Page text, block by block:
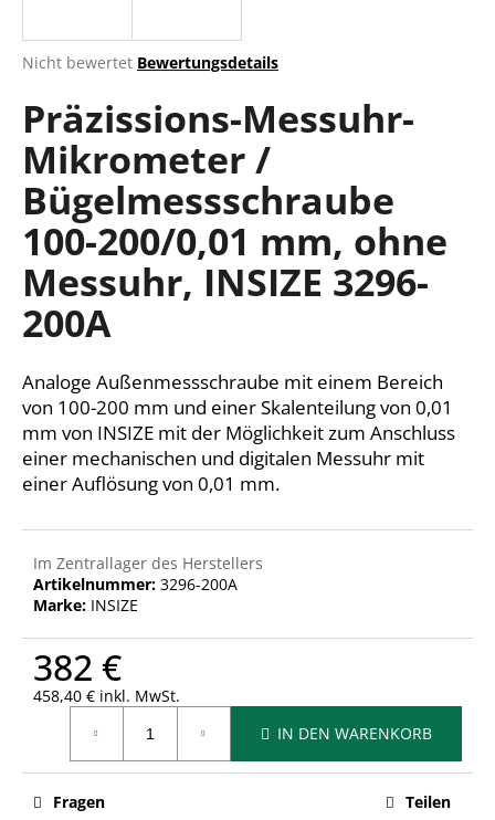
Die
Produktbewertung
ist
0,0
von
5
Sternen.
Nicht bewertet Bewertungsdetails
Präzissions-Messuhr-
Mikrometer /
Bügelmessschraube
100-200/0,01 mm, ohne
Messuhr, INSIZE 3296-
200A
Analoge Außenmessschraube mit einem Bereich
von 100-200 mm und einer Skalenteilung von 0,01
mm von INSIZE mit der Möglichkeit zum Anschluss
einer mechanischen und digitalen Messuhr mit
einer Auflösung von 0,01 mm.
Im Zentrallager des Herstellers
Artikelnummer: 3296-200A
Marke: INSIZE
382 €
458,40 € inkl. MwSt.
IN DEN WARENKORB
Fragen Teilen
W
r
e
m
p
f
h
l
e
n